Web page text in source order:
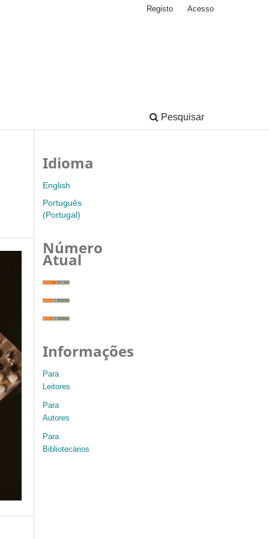
Pesquisar
Registo Acesso
Idioma
English
Português
(Portugal)
Número
Atual
Informações
Para
Leitores
Para
Autores
Para
Bibliotecários